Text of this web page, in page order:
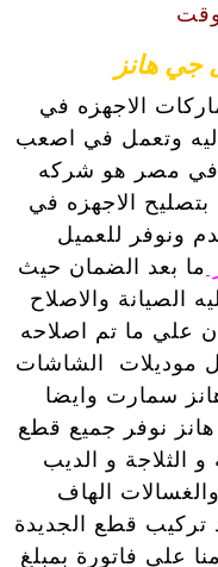
الاجهزه في
وتعمل في اصعب
في مصر هو شركه
الاجهزه في
ونوفر للعميل
ما بعد الضمان حيث
الصيانة والاصلاح
علي ما تم اصلاحه
موديلات الشاشات
سمارت وايضا
نوفر جميع قطع
و الثلاجة و الديب
الهاف
تركيب قطع الجديدة
على فاتورة بمبلغ